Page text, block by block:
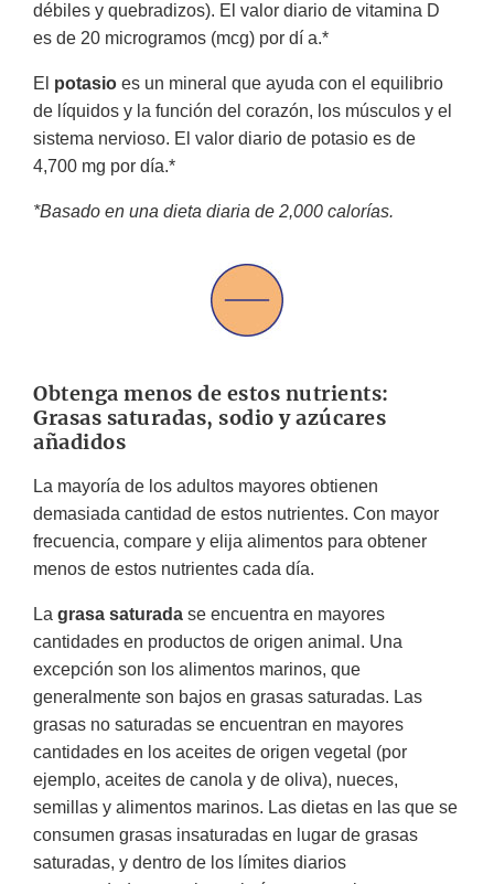
débiles y quebradizos). El valor diario de vitamina D
es de 20 microgramos (mcg) por dí a.*
El potasio es un mineral que ayuda con el equilibrio
de líquidos y la función del corazón, los músculos y el
sistema nervioso. El valor diario de potasio es de
4,700 mg por día.*
*Basado en una dieta diaria de 2,000 calorías.
Obtenga menos de estos nutrients:
Grasas saturadas, sodio y azúcares
añadidos
La mayoría de los adultos mayores obtienen
demasiada cantidad de estos nutrientes. Con mayor
frecuencia, compare y elija alimentos para obtener
menos de estos nutrientes cada día.
La grasa saturada se encuentra en mayores
cantidades en productos de origen animal. Una
excepción son los alimentos marinos, que
generalmente son bajos en grasas saturadas. Las
grasas no saturadas se encuentran en mayores
cantidades en los aceites de origen vegetal (por
ejemplo, aceites de canola y de oliva), nueces,
semillas y alimentos marinos. Las dietas en las que se
consumen grasas insaturadas en lugar de grasas
saturadas, y dentro de los límites diarios